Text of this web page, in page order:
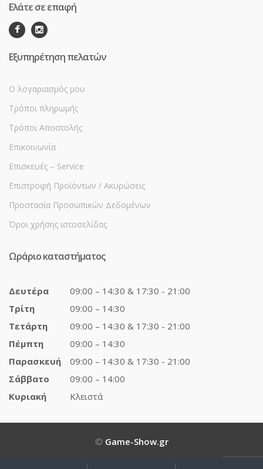
Ελάτε σε επαφή
Εξυπηρέτηση πελατών
Ο λογαριασμός μου
Τρόποι πληρωμής
Τρόποι Αποστολής
Επικοινωνία
Επισκευές – Service
Επιστροφή Προϊόντων / Ακυρώσεις
Προστασία Προσωπικών Δεδομένων
Όροι χρήσης ιστοσελίδας
Ωράριο καταστήματος
Δευτέρα
09:00 – 14:30 & 17:30 - 21:00
Τρίτη
09:00 – 14:30
Τετάρτη
09:00 – 14:30 & 17:30 - 21:00
Πέμπτη
09:00 – 14:30
Παρασκευή
09:00 – 14:30 & 17:30 - 21:00
Σάββατο
09:00 – 14:00
Κυριακή
Κλειστά
© Game-Show.gr